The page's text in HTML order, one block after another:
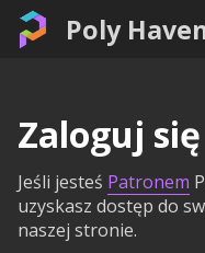
Poly
Zaloguj się
Jeśli jesteś Patronem
uzyskasz dostęp do
naszej stronie.